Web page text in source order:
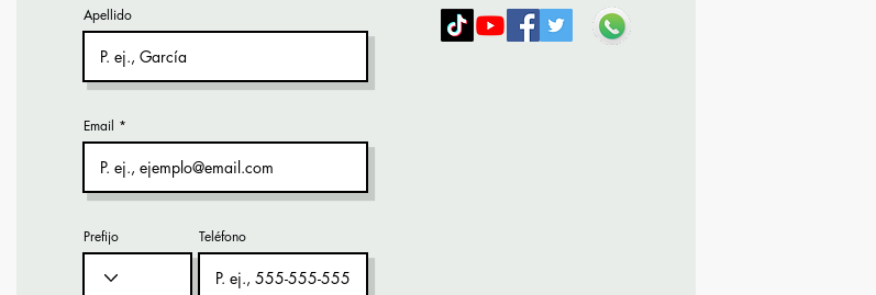
Apellido
Email
Prefijo Teléfono